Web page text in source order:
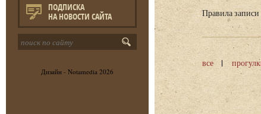
ПОДПИСКА
НА НОВОСТИ САЙТА
Дизайн - Notamedia 2026
Правила
все